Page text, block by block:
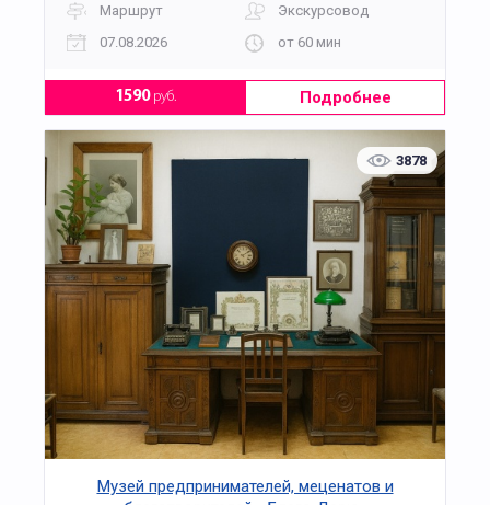
Маршрут
Экскурсовод
07.08.2026
от 60 мин
1590руб. Подробнее
3878
Музей предпринимателей, меценатов и